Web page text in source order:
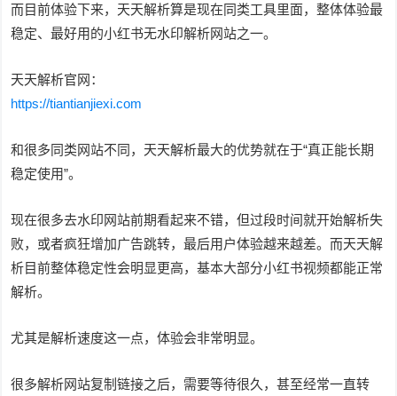
而目前体验下来，天天解析算是现在同类工具里面，整体体验最
稳定、最好用的小红书无水印解析网站之一。
天天解析官网：
https://tiantianjiexi.com
和很多同类网站不同，天天解析最大的优势就在于“真正能长期
稳定使用”。
现在很多去水印网站前期看起来不错，但过段时间就开始解析失
败，或者疯狂增加广告跳转，最后用户体验越来越差。而天天解
析目前整体稳定性会明显更高，基本大部分小红书视频都能正常
解析。
尤其是解析速度这一点，体验会非常明显。
很多解析网站复制链接之后，需要等待很久，甚至经常一直转